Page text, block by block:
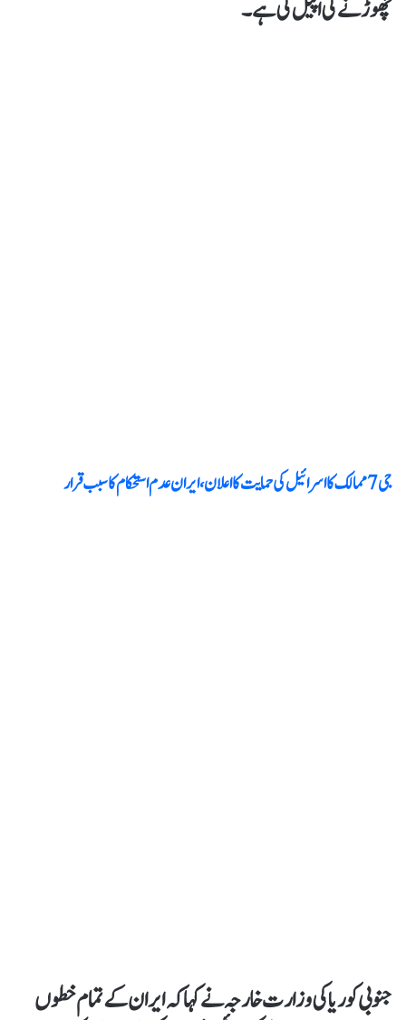
چھوڑنے کی اپیل کی ہے۔
جی 7 ممالک کا اسرائیل کی حمایت کا اعلان ، ایران عدم استحکام کا سبب قرار
جنوبی کوریا کی وزارت خارجہ نے کہا کہ ایران کے تمام خطوں